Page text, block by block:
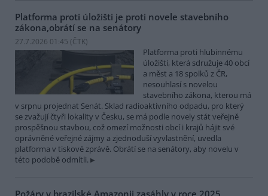
Platforma proti úložišti je proti novele stavebního
zákona,obrátí se na senátory
27.7.2026 01:45 (ČTK)
Platforma proti hlubinnému
úložišti, která sdružuje 40 obcí
a měst a 18 spolků z ČR,
nesouhlasí s novelou
stavebního zákona, kterou má
v srpnu projednat Senát. Sklad radioaktivního odpadu, pro který
se zvažují čtyři lokality v Česku, se má podle novely stát veřejně
prospěšnou stavbou, což omezí možnosti obcí i krajů hájit své
oprávněné veřejné zájmy a zjednoduší vyvlastnění, uvedla
platforma v tiskové zprávě. Obrátí se na senátory, aby novelu v
této podobě odmítli.